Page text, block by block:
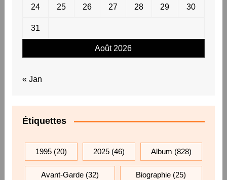
Août 2026
24 25 26 27 28 29 30
31
« Jan
Étiquettes
1995(20) 2025 (46) Album (828)
Avant-Garde(32) Biographie (25)